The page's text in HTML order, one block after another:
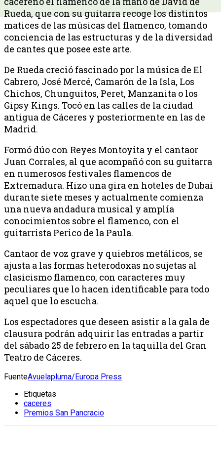
Rueda, que con su guitarra recoge los distintos
matices de las músicas del flamenco, tomando
conciencia de las estructuras y de la diversidad
de cantes que posee este arte.
De Rueda creció fascinado por la música de El
Cabrero, José Mercé, Camarón de la Isla, Los
Chichos, Chunguitos, Peret, Manzanita o los
Gipsy Kings. Tocó en las calles de la ciudad
antigua de Cáceres y posteriormente en las de
Madrid.
Formó dúo con Reyes Montoyita y el cantaor
Juan Corrales, al que acompañó con su guitarra
en numerosos festivales flamencos de
Extremadura. Hizo una gira en hoteles de Dubai
durante siete meses y actualmente comienza
una nueva andadura musical y amplía
conocimientos sobre el flamenco, con el
guitarrista Perico de la Paula.
Cantaor de voz grave y quiebros metálicos, se
ajusta a las formas heterodoxas no sujetas al
clasicismo flamenco, con caracteres muy
peculiares que lo hacen identificable para todo
aquel que lo escucha.
Los espectadores que deseen asistir a la gala de
clausura podrán adquirir las entradas a partir
del sábado 25 de febrero en la taquilla del Gran
Teatro de Cáceres.
FuenteAvuelapluma/Europa Press
Etiquetas
caceres
Premios San Pancracio